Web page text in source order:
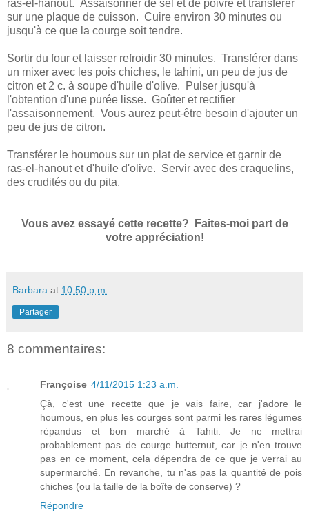
ras-el-hanout. Assaisonner de sel et de poivre et transférer
sur une plaque de cuisson. Cuire environ 30 minutes ou
jusqu'à ce que la courge soit tendre.
Sortir du four et laisser refroidir 30 minutes. Transférer dans
un mixer avec les pois chiches, le tahini, un peu de jus de
citron et 2 c. à soupe d'huile d'olive. Pulser jusqu'à
l'obtention d'une purée lisse. Goûter et rectifier
l'assaisonnement. Vous aurez peut-être besoin d'ajouter un
peu de jus de citron.
Transférer le houmous sur un plat de service et garnir de
ras-el-hanout et d'huile d'olive. Servir avec des craquelins,
des crudités ou du pita.
Vous avez essayé cette recette? Faites-moi part de
votre appréciation!
Barbara at 10:50 p.m.
Partager
8 commentaires:
Françoise 4/11/2015 1:23 a.m.
Çà, c'est une recette que je vais faire, car j'adore le
houmous, en plus les courges sont parmi les rares légumes
répandus et bon marché à Tahiti. Je ne mettrai
probablement pas de courge butternut, car je n'en trouve
pas en ce moment, cela dépendra de ce que je verrai au
supermarché. En revanche, tu n'as pas la quantité de pois
chiches (ou la taille de la boîte de conserve) ?
Répondre